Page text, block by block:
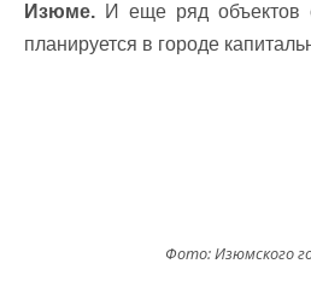
Изюме. И еще ряд объектов
планируется в городе
Фото: Изюмского